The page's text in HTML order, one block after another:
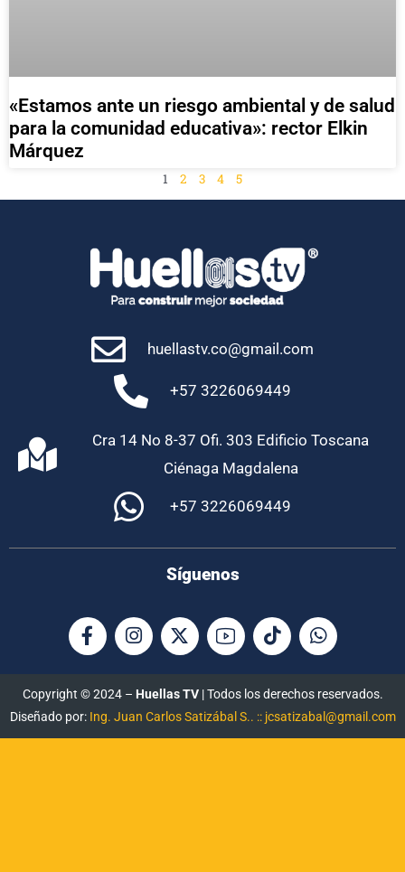
«Estamos ante un riesgo ambiental y de salud
para la comunidad educativa»: rector Elkin
Márquez
1 2 3 4 5
huellastv.co@gmail.com
+57 3226069449
Cra 14 No 8-37 Ofi. 303 Edificio Toscana
Ciénaga Magdalena
+57 3226069449
Síguenos
Copyright © 2024 – Huellas TV| Todos los derechos reservados.
Diseñado por: Ing. Juan Carlos Satizábal S.. :: jcsatizabal@gmail.com